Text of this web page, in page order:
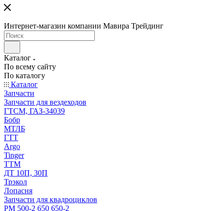
Интернет-магазин компании Мавира Трейдинг
Каталог
По всему сайту
По каталогу
Каталог
Запчасти
Запчасти для вездеходов
ГТСМ, ГАЗ-34039
Бобр
МТЛБ
ГТТ
Argo
Tinger
ТТМ
ДТ 10П, 30П
Трэкол
Лопасня
Запчасти для квадроциклов
РМ 500-2 650 650-2